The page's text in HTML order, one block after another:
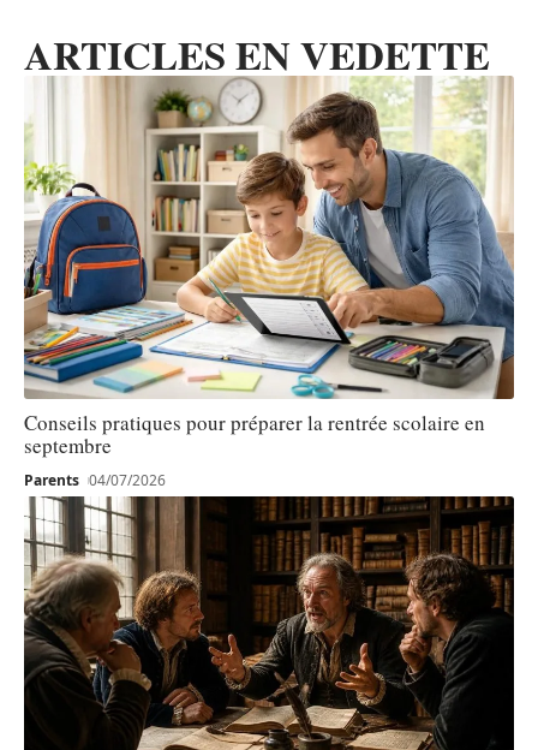
ARTICLES EN VEDETTE
Conseils pratiques pour préparer la rentrée scolaire en
septembre
Parents 04/07/2026